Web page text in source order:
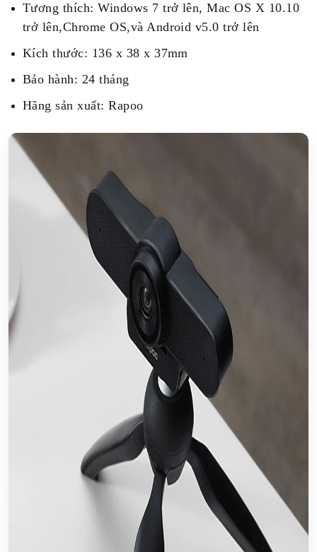
Tương thích: Windows 7 trở lên, Mac OS X 10.10
trở lên,Chrome OS,và Android v5.0 trở lên
Kích thước: 136 x 38 x 37mm
Bảo hành: 24 tháng
Hãng sản xuất: Rapoo